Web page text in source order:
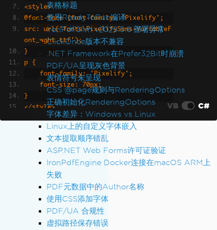
表格标题
使用ReadyToRun编译
IronPdf.Slim v2025.5.6 部署异常
ClickOnce版本不兼容
.NET Framework在Prefer32Bit时崩溃
PDF/UA呈现灰色背景
表情符号未呈现
CSS @page规则与RenderingOptions
正确初始化RenderingOptions
字体差异：Windows vs Linux
Linux上的自定义字体嵌入
文本提取顺序错乱
ASP.NET Web Forms许可证验证
IronPdfEngine Docker连接在macOS ARM上
失败
PDF元数据中的Author名称
使用CSS添加字体
PDF/UA 合规性
虚拟路径保存错误
<style>
@font-face {font-family: 'Pixelify';
src: url('fonts\PixelifySans-VariableF
ont_wght.ttf');
}
p {
    font-family: 'Pixelify';
    font-size: 70px;
}
</style>
</head>
<body>
<p>Custom font</p>
</body>
</html>";
ChromePdfRenderer renderer = new
ePdfRenderer();
// Render HTML to PDF
VB C#